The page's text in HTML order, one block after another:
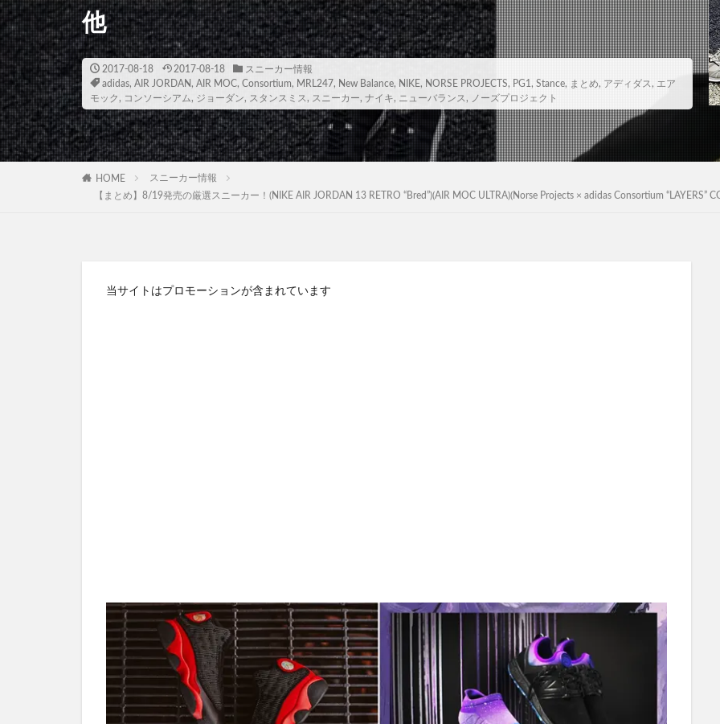
他
2017-08-18 2017-08-18
スニーカー情報
adidas, AIR JORDAN , AIR MOC, Consortium, MRL247, New Balance, NIKE, NORSE PROJECTS, PG1 , Stance, まとめ, アディダス , エア
モック , コンソーシアム, ジョーダン, スタンスミス , スニーカー, ナイキ, ニューバランス , ノーズプロジェクト
HOME
スニーカー情報
【まとめ】8/19発売の厳選スニーカー！(NIKE AIR JORDAN 13 RETRO “Bred”)(AIR MOC ULTRA)(Norse Projects × adidas Consortium “LAYERS”
当サイトはプロモーションが含まれています